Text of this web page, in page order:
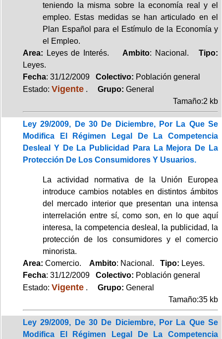
teniendo la misma sobre la economía real y el
empleo. Estas medidas se han articulado en el
Plan Español para el Estímulo de la Economía y
el Empleo.
Area: Leyes de Interés. Ambito: Nacional.Tipo:
Leyes.
Fecha: 31/12/2009 Colectivo: Población general
Estado: Vigente . Grupo: General
Tamaño:2 kb
Ley 29/2009, De 30 De Diciembre, Por La Que Se
Modifica El Régimen Legal De La Competencia
Desleal Y De La Publicidad Para La Mejora De La
Protección De Los Consumidores Y Usuarios.
La actividad normativa de la Unión Europea
introduce cambios notables en distintos ámbitos
del mercado interior que presentan una intensa
interrelación entre sí, como son, en lo que aquí
interesa, la competencia desleal, la publicidad, la
protección de los consumidores y el comercio
minorista.
Area: Comercio. Ambito: Nacional. Tipo: Leyes.
Fecha: 31/12/2009 Colectivo: Población general
Estado: Vigente . Grupo: General
Tamaño:35 kb
Ley 29/2009, De 30 De Diciembre, Por La Que Se
Modifica El Régimen Legal De La Competencia